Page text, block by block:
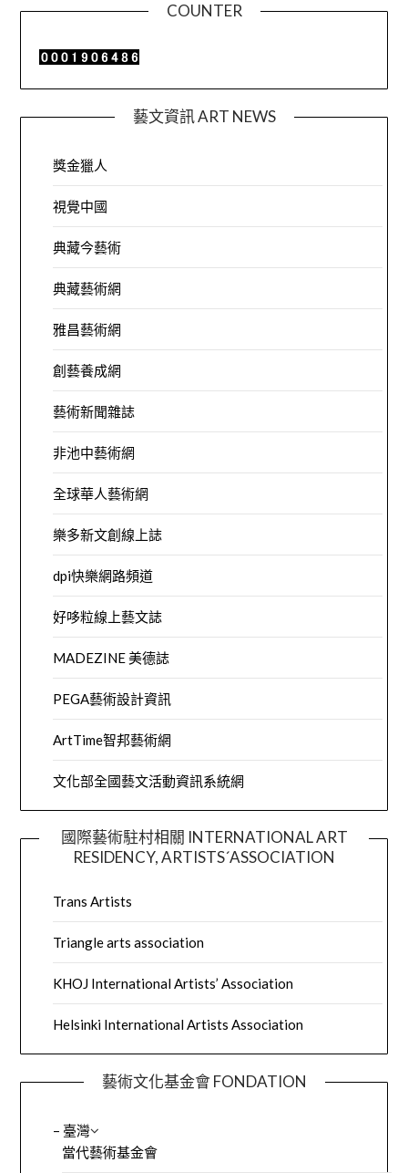
COUNTER
藝文資訊 ART NEWS
獎金獵人
視覺中國
典藏今藝術
典藏藝術網
雅昌藝術網
創藝養成網
藝術新聞雜誌
非池中藝術網
全球華人藝術網
樂多新文創線上誌
dpi快樂網路頻道
好哆粒線上藝文誌
MADEZINE 美德誌
PEGA藝術設計資訊
ArtTime智邦藝術網
文化部全國藝文活動資訊系統網
國際藝術駐村相關 INTERNATIONAL ART
RESIDENCY, ARTISTS´ASSOCIATION
Trans Artists
Triangle arts association
KHOJ International Artists’ Association
Helsinki International Artists Association
藝術文化基金會 FONDATION
– 臺灣
當代藝術基金會